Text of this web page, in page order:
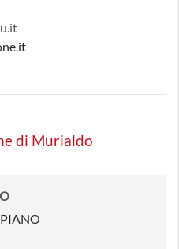
di Murialdo